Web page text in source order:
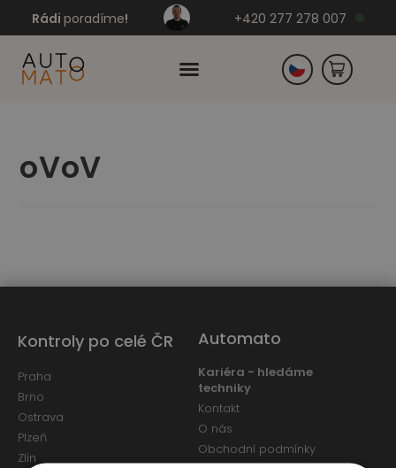
Rádi poradíme! +420 277 278 007
oVoV
Automato
Kariéra - hledáme
techniky
Kontakt
O nás
Obchodní podmínky
Kontroly po celé ČR
Praha
Brno
Ostrava
Plzeň
Zlín